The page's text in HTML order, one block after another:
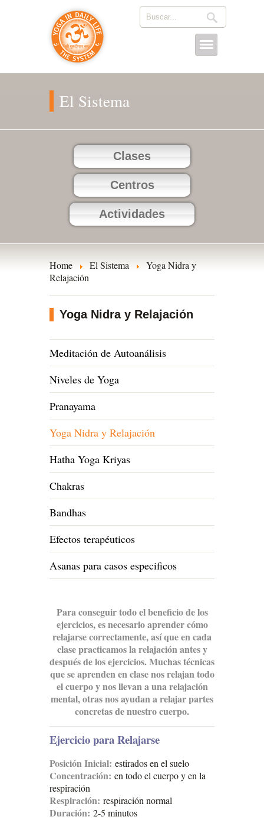
El Sistema
Clases
Centros
Actividades
Home El Sistema
Yoga Nidra y
Relajación
Yoga Nidra y Relajación
Meditación de Autoanálisis
Niveles de Yoga
Pranayama
Yoga Nidra y Relajación
Hatha Yoga Kriyas
Chakras
Bandhas
Efectos terapéuticos
Asanas para casos especificos
Para conseguir todo el beneficio de los
ejercicios, es necesario aprender cómo
relajarse correctamente, así que en cada
clase practicamos la relajación antes y
después de los ejercicios. Muchas técnicas
que se aprenden en clase nos relajan todo
el cuerpo y nos llevan a una relajación
mental, otras nos ayudan a relajar partes
concretas de nuestro cuerpo.
Ejercicio para Relajarse
Posición Inicial: estirados en el suelo
Concentración: en todo el cuerpo y en la
respiración
Respiración: respiración normal
Duración: 2-5 minutos